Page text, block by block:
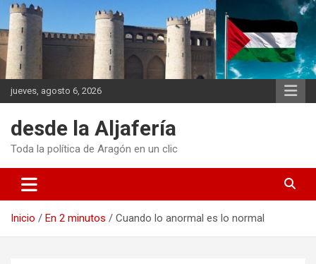
Saltar
contenido
jueves, agosto 6, 2026
desde la Aljafería
Toda la política de Aragón en un clic
Inicio En 2 minutos Cuando lo anormal es lo normal